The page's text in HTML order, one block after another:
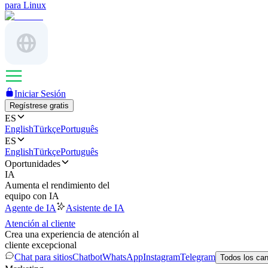
para Linux
Iniciar Sesión
Regístrese gratis
ES
EnglishTürkçePortuguês
ES
EnglishTürkçePortuguês
Oportunidades
IA
Aumenta el rendimiento del
equipo con IA
Agente de IA
Asistente de IA
Atención al cliente
Crea una experiencia de atención al
cliente excepcional
Chat para sitiosChatbotWhatsAppInstagramTelegram Todos los